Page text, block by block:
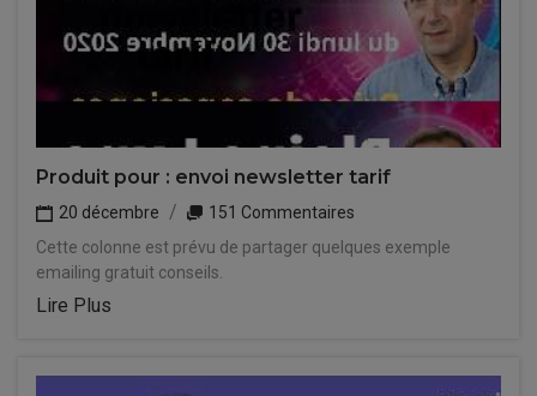
Produit pour : envoi newsletter tarif
20 décembre
151 Commentaires
Cette colonne est prévu de partager quelques exemple
emailing gratuit conseils.
Lire Plus